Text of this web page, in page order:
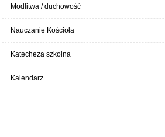
Modlitwa / duchowość
Nauczanie Kościoła
Katecheza szkolna
Kalendarz